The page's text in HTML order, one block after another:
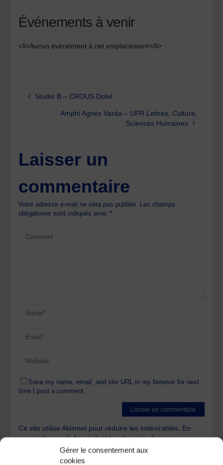
Gérer le consentement aux
cookies
Événements à venir
<li>Aucun événement à cet emplacement</li>
Studio B – CROUS Dolet
Amphi Agnès Varda – UFR Lettres, Culture,
Sciences Humaines
Laisser un
commentaire
Votre adresse e-mail ne sera pas publiée. Les champs
obligatoires sont indiqués avec*
Save my name, email, and site URL in my browser for next
time I post a comment.
Ce site utilise Akismet pour réduire les indésirables. En
savoir plus sur la façon dont les données de vos
commentaires sont traitées.